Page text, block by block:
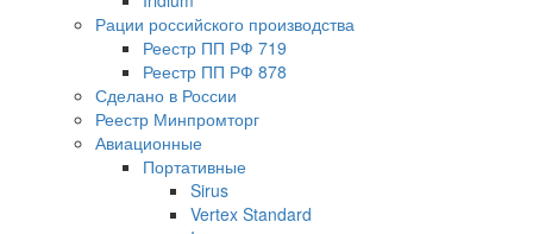
Рации российского производства
Реестр ПП РФ 719
Реестр ПП РФ 878
Сделано в России
Реестр Минпромторг
Авиационные
Портативные
Sirus
Vertex Standard